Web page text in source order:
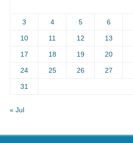
3 4 5 6
10 11 12 13
17 18 19 20
24 25 26 27
31
« Jul